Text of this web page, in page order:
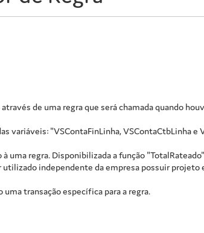
de uma regra que será chamada quando
variáveis: "VSContaFinLinha, VSContaCtbLinha
uma regra. Disponibilizada a função
independente da empresa possuir projeto
uma transação específica para a regra.